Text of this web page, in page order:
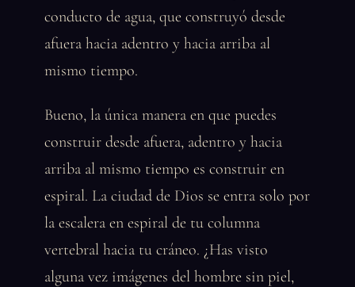
conducto de agua, que construyó desde
afuera hacia adentro y hacia arriba al
mismo tiempo.
Bueno, la única manera en que puedes
construir desde afuera, adentro y hacia
arriba al mismo tiempo es construir en
espiral. La ciudad de Dios se entra solo por
la escalera en espiral de tu columna
vertebral hacia tu cráneo. ¿Has visto
alguna vez imágenes del hombre sin piel,